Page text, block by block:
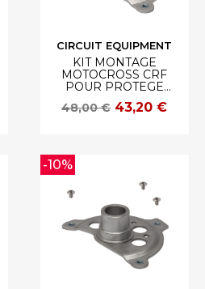
CIRCUIT EQUIPMENT
KIT MONTAGE
MOTOCROSS CRF
POUR PROTEGE
DISQUE CIRCUIT
48,00 € 43,20 €
-10%